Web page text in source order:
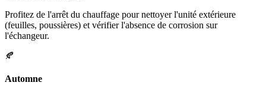
Profitez de l'arrêt du chauffage pour nettoyer l'unité extérieure
(feuilles, poussières) et vérifier l'absence de corrosion sur
l'échangeur.
🍂
Automne